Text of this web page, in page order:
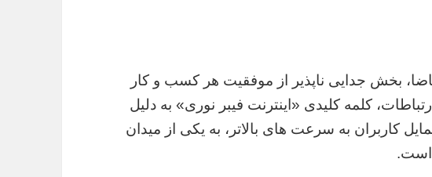
بخش جدایی ناپذیر از موفقیت هر کسب و کار
کلمه کلیدی «اینترنت فیبر نوری» به دلیل
کاربران به سرعت های بالاتر، به یکی از میدان
است.